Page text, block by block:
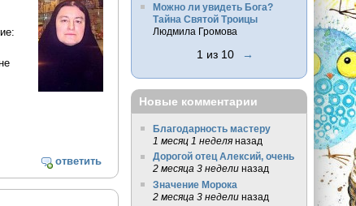
ответить
Можно ли увидеть Бога?
Тайна Святой Троицы
Людмила Громова
1 из 10 →
Новые комментарии
Благодарность мастеру
1 месяц 1 неделяназад
Дорогой отец Алексий, очень
2 месяца 3 неделиназад
Значение Морока
2 месяца 3 неделиназад